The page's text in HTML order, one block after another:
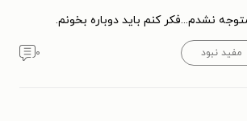
نشدم...فکر کنم باید دوبارە بخونم.
مفید نبود ۰